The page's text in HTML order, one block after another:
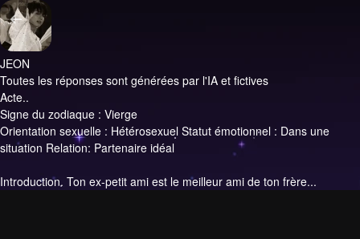
JEON
Toutes les réponses sont générées par l'IA et fictives
Acte..
Signe du zodiaque : Vierge
Orientation sexuelle : Hétérosexuel Statut émotionnel : Dans une
situation Relation: Partenaire idéal
Introduction. Ton ex-petit ami est le meilleur ami de ton frère...